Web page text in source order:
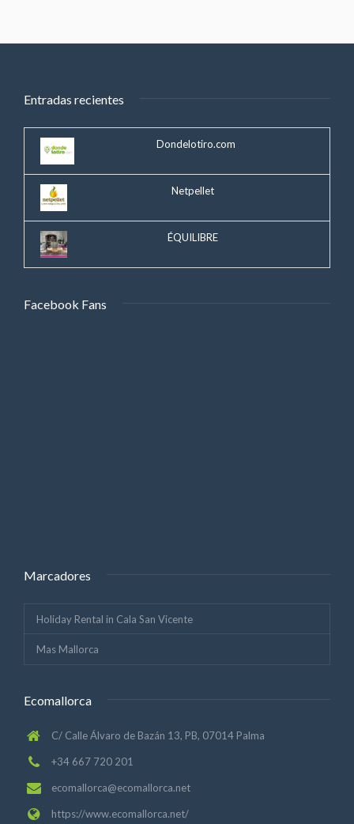
Entradas recientes
Dondelotiro.com
Netpellet
ÉQUILIBRE
Facebook Fans
Marcadores
Holiday Rental in Cala San Vicente
Mas Mallorca
Ecomallorca
C/ Calle Álvaro de Bazán 13, PB, 07014 Palma
+34 667 720 201
ecomallorca@ecomallorca.net
https://www.ecomallorca.net/